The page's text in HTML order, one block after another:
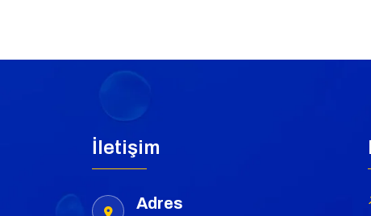
İletişim
Adres